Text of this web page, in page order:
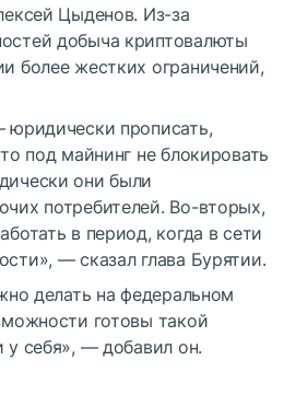
Цыденов. Из-за
добыча криптовалюты
более жестких ограничений,
прописать,
под майнинг не блокировать
они были
потребителей. Во-вторых,
в период, когда в сети
— сказал глава Бурятии.
делать на федеральном
готовы такой
у себя», — добавил он.